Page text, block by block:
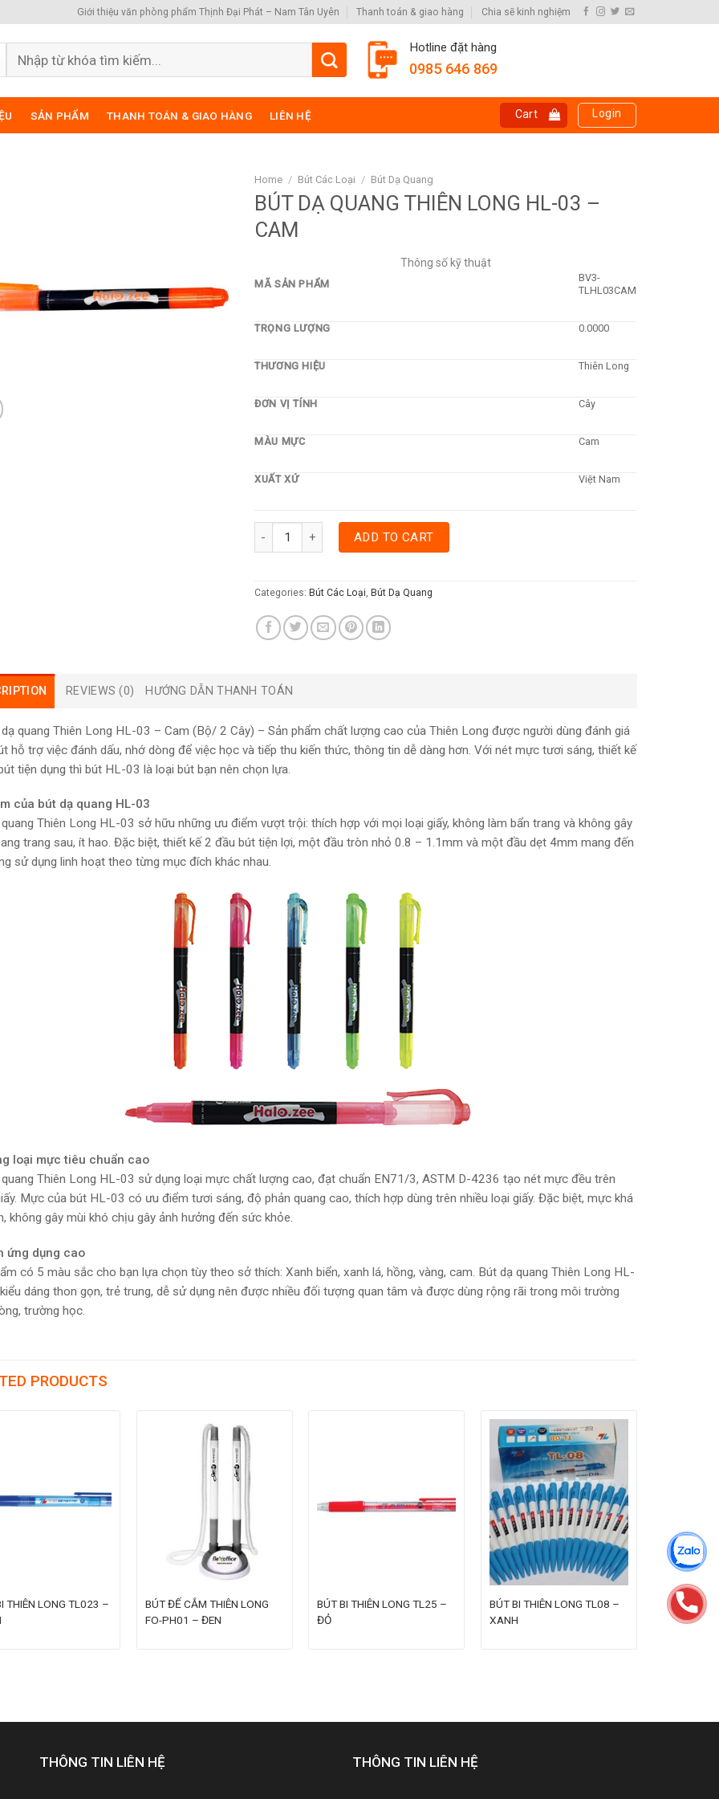
Giới thiệu văn phòng phẩm Thịnh Đại Phát – Nam Tân Uyên Thanh toán & giao hàng Chia sẽ kinh nghiệm
Search
Hotline đặt hàng
0985 646 869
SẢN PHẨM THANH TOÁN & GIAO HÀNG LIÊN HỆ Cart Login
Home / Bút Các Loại / Bút Dạ Quang
BÚT DẠ QUANG THIÊN LONG HL-03 –
CAM
Thông số kỹ thuật
MÃ SẢN PHẨM
BV3-
TLHL03CAM
TRỌNG LƯỢNG 0.0000
THƯƠNG HIỆU Thiên Long
ĐƠN VỊ TÍNH Cây
MÀU MỰC Cam
XUẤT XỨ Việt Nam
BÚT DẠ QUANG THIÊN LONG HL-03 - CAM quantity
ADD TO CART
Categories: Bút Các Loại, Bút Dạ Quang
REVIEWS (0) HƯỚNG DẪN THANH TOÁN
quang Thiên Long HL-03 – Cam (Bộ/ 2 Cây) – Sản phẩm chất lượng cao của Thiên Long được người dùng đánh giá
hỗ trợ việc đánh dấu, nhớ dòng để việc học và tiếp thu kiến thức, thông tin dễ dàng hơn. Với nét mực tươi sáng, thiết kế
tiện dụng thì bút HL-03 là loại bút bạn nên chọn lựa.
của bút dạ quang HL-03
Thiên Long HL-03 sở hữu những ưu điểm vượt trội: thích hợp với mọi loại giấy, không làm bẩn trang và không gây
trang sau, ít hao. Đặc biệt, thiết kế 2 đầu bút tiện lợi, một đầu tròn nhỏ 0.8 – 1.1mm và một đầu dẹt 4mm mang đến
sử dụng linh hoạt theo từng mục đích khác nhau.
loại mực tiêu chuẩn cao
Thiên Long HL-03 sử dụng loại mực chất lượng cao, đạt chuẩn EN71/3, ASTM D-4236 tạo nét mực đều trên
Mực của bút HL-03 có ưu điểm tươi sáng, độ phản quang cao, thích hợp dùng trên nhiều loại giấy. Đặc biệt, mực khá
không gây mùi khó chịu gây ảnh hưởng đến sức khỏe.
ứng dụng cao
có 5 màu sắc cho bạn lựa chọn tùy theo sở thích: Xanh biển, xanh lá, hồng, vàng, cam. Bút dạ quang Thiên Long HL-
dáng thon gọn, trẻ trung, dễ sử dụng nên được nhiều đối tượng quan tâm và được dùng rộng rãi trong môi trường
trường học.
PRODUCTS
THIÊN LONG TL023 –
BÚT ĐẾ CẮM THIÊN LONG
FO-PH01 – ĐEN
BÚT BI THIÊN LONG TL25 –
ĐỎ
BÚT BI THIÊN LONG TL08 –
XANH
THÔNG TIN LIÊN HỆ THÔNG TIN LIÊN HỆ